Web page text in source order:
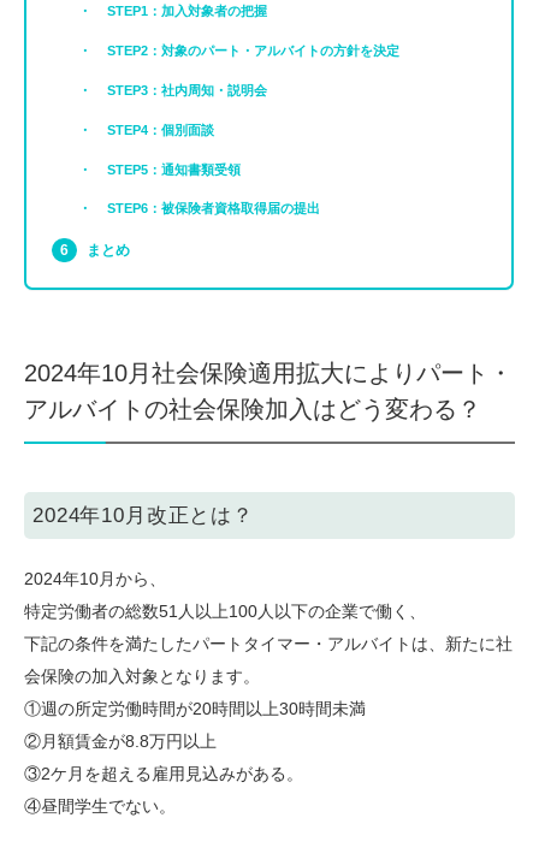
STEP1：加入対象者の把握
STEP2：対象のパート・アルバイトの方針を決定
STEP3：社内周知・説明会
STEP4：個別面談
STEP5：通知書類受領
STEP6：被保険者資格取得届の提出
まとめ
2024年10月社会保険適用拡大によりパート・
アルバイトの社会保険加入はどう変わる？
2024年10月改正とは？
2024年10月から、
特定労働者の総数51人以上100人以下の企業で働く、
下記の条件を満たしたパートタイマー・アルバイトは、新たに社
会保険の加入対象となります。
①週の所定労働時間が20時間以上30時間未満
②月額賃金が8.8万円以上
③2ケ月を超える雇用見込みがある。
④昼間学生でない。